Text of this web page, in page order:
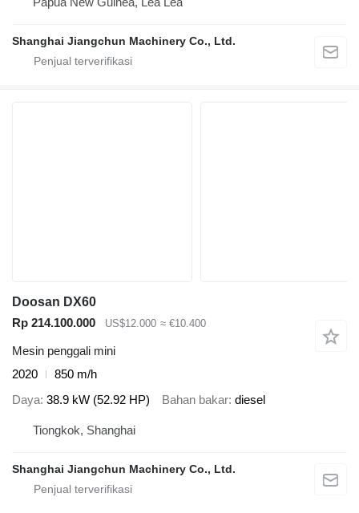
Shanghai Jiangchun Machinery Co., Ltd.
Doosan DX60
Rp 214.100.000
US$12.000 ≈ €10.400
Mesin penggali mini
2020
850 m/h
Daya 38.9 kW (52.92 HP) Bahan bakar diesel
Tiongkok, Shanghai
Shanghai Jiangchun Machinery Co., Ltd.